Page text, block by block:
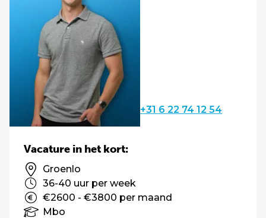
+31 6 22 74 12 54
Vacature in het kort:
Groenlo
36-40 uur per week
€2600 - €3800 per maand
Mbo